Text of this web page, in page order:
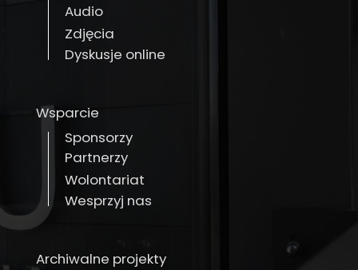
Audio
Zdjęcia
Dyskusje online
Wsparcie
Sponsorzy
Partnerzy
Wolontariat
Wesprzyj nas
Archiwalne projekty